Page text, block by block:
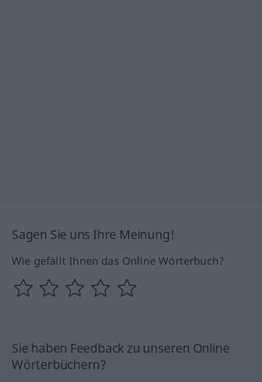
Sagen Sie uns Ihre Meinung!
Wie gefällt Ihnen das Online Wörterbuch?
Sie haben Feedback zu unseren Online
Wörterbüchern?